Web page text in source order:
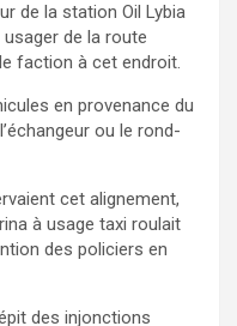
de la station Oil Lybia
usager de la route
faction à cet endroit.
en provenance du
ou le rond-
cet alignement,
à usage taxi roulait
des policiers en
des injonctions